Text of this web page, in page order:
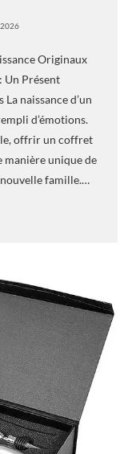
Originaux
Un Présent
naissance d’un
d’émotions.
offrir un coffret
manière unique de
famille.…